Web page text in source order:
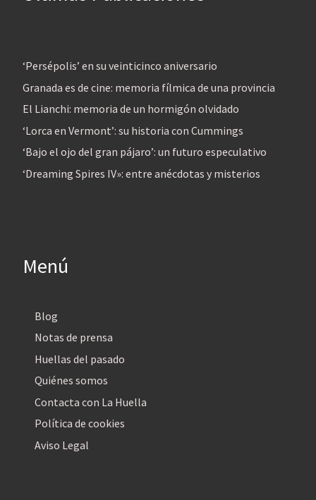
‘Persépolis’ en su veinticinco aniversario
Granada es de cine: memoria fílmica de una provincia
El Lianchi: memoria de un hormigón olvidado
‘Lorca en Vermont’: su historia con Cummings
‘Bajo el ojo del gran pájaro’: un futuro especulativo
‘Dreaming Spires IV»: entre anécdotas y misterios
Menú
Blog
Notas de prensa
Huellas del pasado
Quiénes somos
Contacta con La Huella
Política de cookies
Aviso Legal